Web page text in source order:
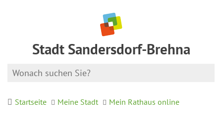
Stadt Sandersdorf-Brehna
Startseite Meine Stadt Mein Rathaus online